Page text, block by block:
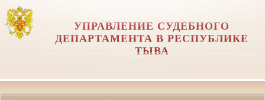
УПРАВЛЕНИЕ СУДЕБНОГО
ДЕПАРТАМЕНТА В РЕСПУБЛИКЕ
ТЫВА